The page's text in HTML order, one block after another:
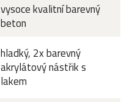
vysoce kvalitní barevný
beton
hladký, 2x barevný
akrylátový nástřik s
lakem